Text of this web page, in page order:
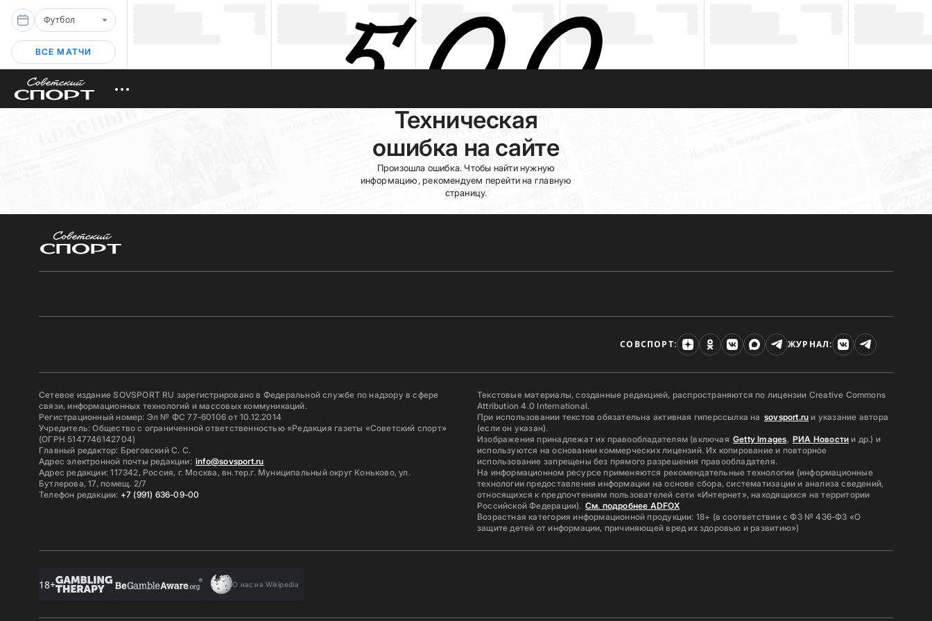
Футбол
ВСЕ МАТЧИ
Техническая
ошибка на сайте
Произошла ошибка. Чтобы найти нужную
информацию, рекомендуем перейти на главную
страницу.
СОВСПОРТ: ЖУРНАЛ:
Сетевое издание SOVSPORT RU зарегистрировано в Федеральной службе по надзору в сфере
связи, информационных технологий и массовых коммуникаций.
Регистрационный номер: Эл № ФС 77-60106 от 10.12.2014
Учредитель: Общество с ограниченной ответственностью «Редакция газеты «Советский спорт»
(ОГРН 5147746142704)
Главный редактор: Бреговский С. С.
Адрес электронной почты редакции: info@sovsport.ru
Адрес редакции: 117342, Россия, г. Москва, вн.тер.г. Муниципальный округ Коньково, ул.
Бутлерова, 17, помещ. 2/7
Телефон редакции: +7 (991) 636-09-00
Текстовые материалы, созданные редакцией, распространяются по лицензии Creative Commons
Attribution 4.0 International.
При использовании текстов обязательна активная гиперссылка на sovsport.ru и указание автора
(если он указан).
Изображения принадлежат их правообладателям (включая Getty Images, РИА Новости и др.) и
используются на основании коммерческих лицензий. Их копирование и повторное
использование запрещены без прямого разрешения правообладателя.
На информационном ресурсе применяются рекомендательные технологии (информационные
технологии предоставления информации на основе сбора, систематизации и анализа сведений,
относящихся к предпочтениям пользователей сети «Интернет», находящихся на территории
Российской Федерации). См. подробнее ADFOX
Возрастная категория информационной продукции: 18+ (в соответствии с ФЗ № 436-ФЗ «О
защите детей от информации, причиняющей вред их здоровью и развитию»)
18+ О нас на Wikipedia